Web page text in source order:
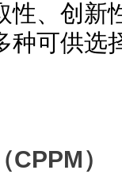
性、创新
种可供选
）